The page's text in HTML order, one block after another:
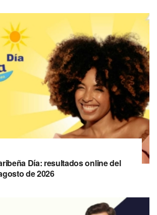
Día: resultados online del
de 2026